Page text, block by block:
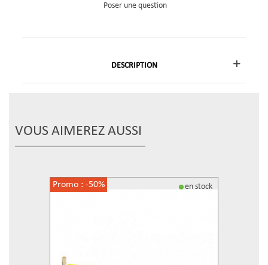
Poser une question
DESCRIPTION
VOUS AIMEREZ AUSSI
en stock
Promo : -50%